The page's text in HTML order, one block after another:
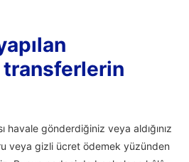
transferlerin
havale gönderdiğiniz veya aldığınız
veya gizli ücret ödemek yüzünden